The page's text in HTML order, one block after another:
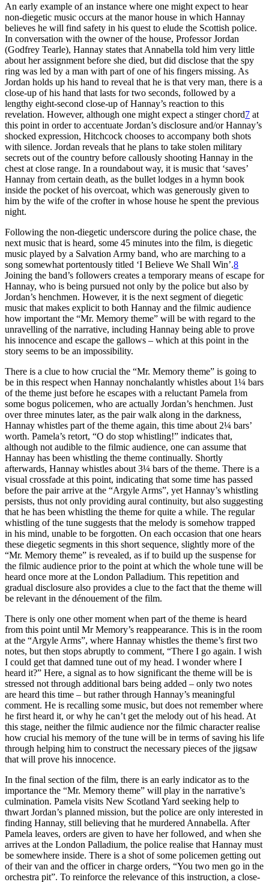
An early example of an instance where one might expect to hear
non-diegetic music occurs at the manor house in which Hannay
believes he will find safety in his quest to elude the Scottish police.
In conversation with the owner of the house, Professor Jordan
(Godfrey Tearle), Hannay states that Annabella told him very little
about her assignment before she died, but did disclose that the spy
ring was led by a man with part of one of his fingers missing. As
Jordan holds up his hand to reveal that he is that very man, there is a
close-up of his hand that lasts for two seconds, followed by a
lengthy eight-second close-up of Hannay’s reaction to this
revelation. However, although one might expect a stinger chord7 at
this point in order to accentuate Jordan’s disclosure and/or Hannay’s
shocked expression, Hitchcock chooses to accompany both shots
with silence. Jordan reveals that he plans to take stolen military
secrets out of the country before callously shooting Hannay in the
chest at close range. In a roundabout way, it is music that ‘saves’
Hannay from certain death, as the bullet lodges in a hymn book
inside the pocket of his overcoat, which was generously given to
him by the wife of the crofter in whose house he spent the previous
night.
Following the non-diegetic underscore during the police chase, the
next music that is heard, some 45 minutes into the film, is diegetic
music played by a Salvation Army band, who are marching to a
song somewhat portentously titled ‘I Believe We Shall Win’.8
Joining the band’s followers creates a temporary means of escape for
Hannay, who is being pursued not only by the police but also by
Jordan’s henchmen. However, it is the next segment of diegetic
music that makes explicit to both Hannay and the filmic audience
how important the “Mr. Memory theme” will be with regard to the
unravelling of the narrative, including Hannay being able to prove
his innocence and escape the gallows – which at this point in the
story seems to be an impossibility.
There is a clue to how crucial the “Mr. Memory theme” is going to
be in this respect when Hannay nonchalantly whistles about 1¼ bars
of the theme just before he escapes with a reluctant Pamela from
some bogus policemen, who are actually Jordan’s henchmen. Just
over three minutes later, as the pair walk along in the darkness,
Hannay whistles part of the theme again, this time about 2¼ bars’
worth. Pamela’s retort, “O do stop whistling!” indicates that,
although not audible to the filmic audience, one can assume that
Hannay has been whistling the theme continually. Shortly
afterwards, Hannay whistles about 3¼ bars of the theme. There is a
visual crossfade at this point, indicating that some time has passed
before the pair arrive at the “Argyle Arms”, yet Hannay’s whistling
persists, thus not only providing aural continuity, but also suggesting
that he has been whistling the theme for quite a while. The regular
whistling of the tune suggests that the melody is somehow trapped
in his mind, unable to be forgotten. On each occasion that one hears
these diegetic segments in this short sequence, slightly more of the
“Mr. Memory theme” is revealed, as if to build up the suspense for
the filmic audience prior to the point at which the whole tune will be
heard once more at the London Palladium. This repetition and
gradual disclosure also provides a clue to the fact that the theme will
be relevant in the dénouement of the film.
There is only one other moment when part of the theme is heard
from this point until Mr Memory’s reappearance. This is in the room
at the “Argyle Arms”, where Hannay whistles the theme’s first two
notes, but then stops abruptly to comment, “There I go again. I wish
I could get that damned tune out of my head. I wonder where I
heard it?” Here, a signal as to how significant the theme will be is
stressed not through additional bars being added – only two notes
are heard this time – but rather through Hannay’s meaningful
comment. He is recalling some music, but does not remember where
he first heard it, or why he can’t get the melody out of his head. At
this stage, neither the filmic audience nor the filmic character realise
how crucial his memory of the tune will be in terms of saving his life
through helping him to construct the necessary pieces of the jigsaw
that will prove his innocence.
In the final section of the film, there is an early indicator as to the
importance the “Mr. Memory theme” will play in the narrative’s
culmination. Pamela visits New Scotland Yard seeking help to
thwart Jordan’s planned mission, but the police are only interested in
finding Hannay, still believing that he murdered Annabella. After
Pamela leaves, orders are given to have her followed, and when she
arrives at the London Palladium, the police realise that Hannay must
be somewhere inside. There is a shot of some policemen getting out
of their van and the officer in charge orders, “You two men go in the
orchestra pit”. To reinforce the relevance of this instruction, a close-